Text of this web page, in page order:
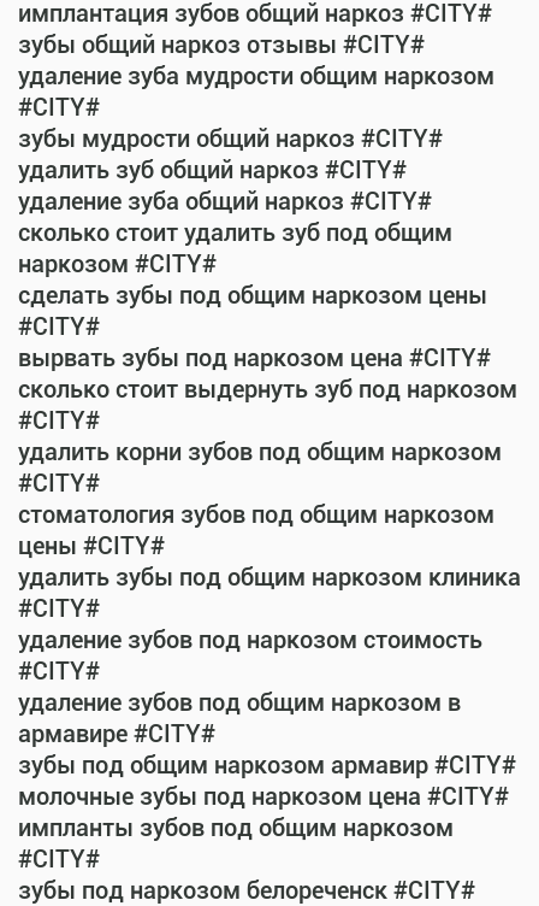
имплантация зубов общий наркоз #CITY#
зубы общий наркоз отзывы #CITY#
удаление зуба мудрости общим наркозом
#CITY#
зубы мудрости общий наркоз #CITY#
удалить зуб общий наркоз #CITY#
удаление зуба общий наркоз #CITY#
сколько стоит удалить зуб под общим
наркозом #CITY#
сделать зубы под общим наркозом цены
#CITY#
вырвать зубы под наркозом цена #CITY#
сколько стоит выдернуть зуб под наркозом
#CITY#
удалить корни зубов под общим наркозом
#CITY#
стоматология зубов под общим наркозом
цены #CITY#
удалить зубы под общим наркозом клиника
#CITY#
удаление зубов под наркозом стоимость
#CITY#
удаление зубов под общим наркозом в
армавире #CITY#
зубы под общим наркозом армавир #CITY#
молочные зубы под наркозом цена #CITY#
импланты зубов под общим наркозом
#CITY#
зубы под наркозом белореченск #CITY#